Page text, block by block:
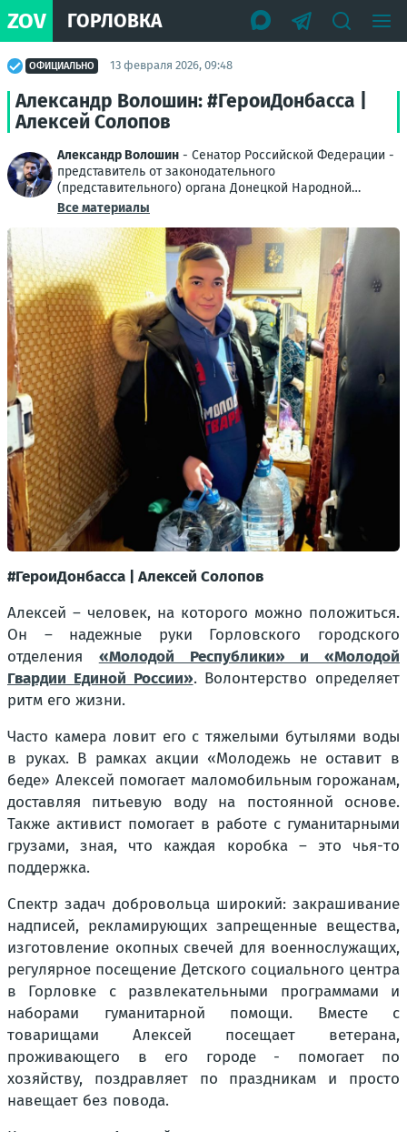
ZOV ГОРЛОВКА
ОФИЦИАЛЬНО 13 февраля 2026, 09:48
Александр Волошин: #ГероиДонбасса |
Алексей Солопов
Александр Волошин - Сенатор Российской Федерации -
представитель от законодательного
(представительного) органа Донецкой Народной
Республики
Все материалы
#ГероиДонбасса | Алексей Солопов
Алексей – человек, на которого можно положиться.
Он – надежные руки Горловского городского
отделения «Молодой Республики» и «Молодой
Гвардии Единой России». Волонтерство определяет
ритм его жизни.
Часто камера ловит его с тяжелыми бутылями воды
в руках. В рамках акции «Молодежь не оставит в
беде» Алексей помогает маломобильным горожанам,
доставляя питьевую воду на постоянной основе.
Также активист помогает в работе с гуманитарными
грузами, зная, что каждая коробка – это чья-то
поддержка.
Спектр задач добровольца широкий: закрашивание
надписей, рекламирующих запрещенные вещества,
изготовление окопных свечей для военнослужащих,
регулярное посещение Детского социального центра
в Горловке с развлекательными программами и
наборами гуманитарной помощи. Вместе с
товарищами Алексей посещает ветерана,
проживающего в его городе - помогает по
хозяйству, поздравляет по праздникам и просто
навещает без повода.